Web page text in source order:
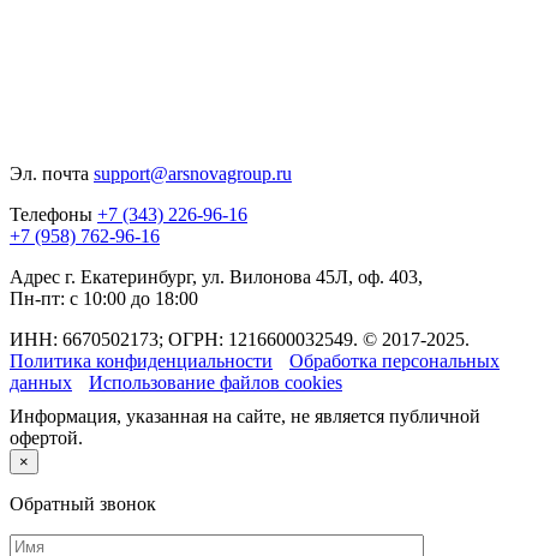
Эл. почта support@arsnovagroup.ru
Телефоны +7 (343) 226-96-16
+7 (958) 762-96-16
Адрес г. Екатеринбург, ул. Вилонова 45Л, оф. 403,
Пн-пт: с 10:00 до 18:00
ИНН: 6670502173; ОГРН: 1216600032549. © 2017-2025.
Политика конфиденциальности
Обработка персональных
данных
Использование файлов cookies
Информация, указанная на сайте, не является публичной
офертой.
×
Обратный звонок